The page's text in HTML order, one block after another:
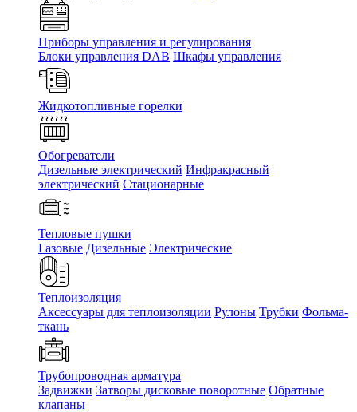
Приборы управления и регулирования
Блоки управления DAB Шкафы управления
Жидкотопливные горелки
Обогреватели
Дизельные электрический Инфракрасный
электрический Стационарные
Тепловые пушки
Газовые Дизельные Электрические
Теплоизоляция
Аксессуары для теплоизоляции Рулоны Трубки Фольма-
ткань
Трубопроводная арматура
Задвижки Затворы дисковые поворотные Обратные
клапаны